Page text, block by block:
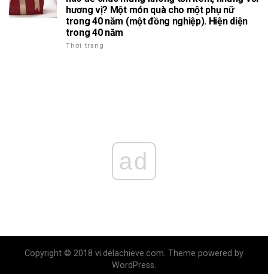
hương vị? Một món quà cho một phụ nữ
trong 40 năm (một đồng nghiệp). Hiện diện
trong 40 năm
Thời trang
ad
Copyright © 2018 vi.delachieve.com. Theme powered by
WordPress.